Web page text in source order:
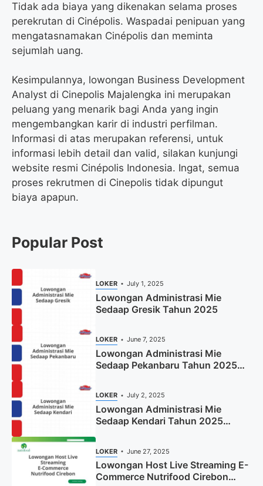
Tidak ada biaya yang dikenakan selama proses
perekrutan di Cinépolis. Waspadai penipuan yang
mengatasnamakan Cinépolis dan meminta
sejumlah uang.
Kesimpulannya, lowongan Business Development
Analyst di Cinepolis Majalengka ini merupakan
peluang yang menarik bagi Anda yang ingin
mengembangkan karir di industri perfilman.
Informasi di atas merupakan referensi, untuk
informasi lebih detail dan valid, silakan kunjungi
website resmi Cinépolis Indonesia. Ingat, semua
proses rekrutmen di Cinepolis tidak dipungut
biaya apapun.
Popular Post
LOKER July 1, 2025
Lowongan Administrasi Mie
Sedaap Gresik Tahun 2025
LOKER June 7, 2025
Lowongan Administrasi Mie
Sedaap Pekanbaru Tahun 2025
LOKER July 2, 2025
Lowongan Administrasi Mie
Sedaap Kendari Tahun 2025
LOKER June 27, 2025
Lowongan Host Live Streaming E-
Commerce Nutrifood Cirebon